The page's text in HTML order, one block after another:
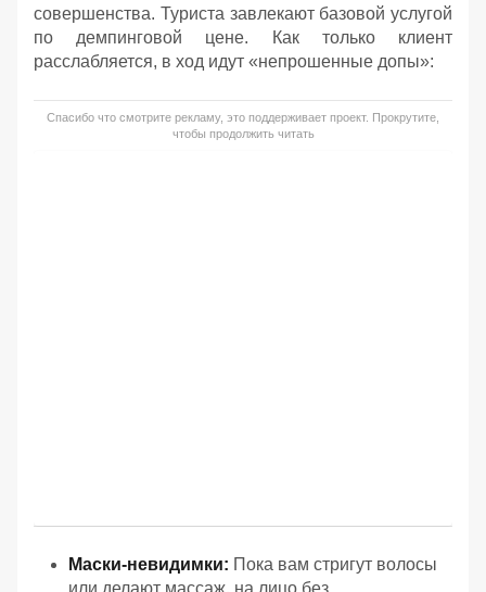
совершенства. Туриста завлекают базовой услугой
по демпинговой цене. Как только клиент
расслабляется, в ход идут «непрошенные допы»:
Спасибо что смотрите рекламу, это поддерживает проект. Прокрутите,
чтобы продолжить читать
Маски-невидимки: Пока вам стригут волосы
или делают массаж, на лицо без